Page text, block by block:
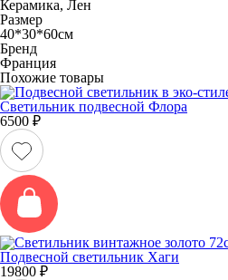
Керамика, Лен
Размер
40*30*60см
Бренд
Франция
Похожие товары
Светильник подвесной Флора
6500 ₽
Подвесной светильник Хаги
19800 ₽